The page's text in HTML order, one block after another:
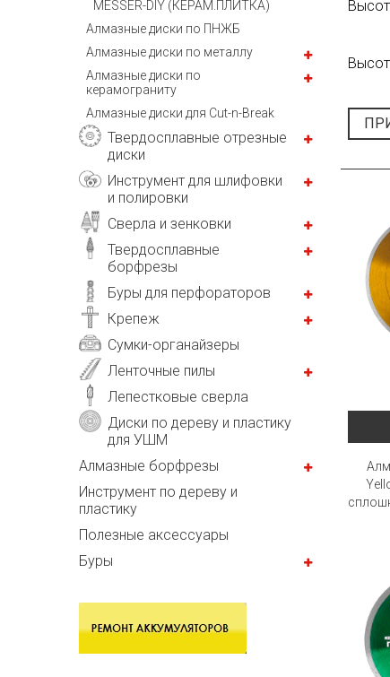
MESSER-DIY (КЕРАМ.ПЛИТКА)
Алмазные диски по ПНЖБ
Алмазные диски по металлу
Алмазные диски по
керамограниту
Алмазные диски для Cut-n-Break
Твердосплавные отрезные
диски
Инструмент для шлифовки
и полировки
Сверла и зенковки
Твердосплавные
борфрезы
Буры для перфораторов
Крепеж
Сумки-органайзеры
Ленточные пилы
Лепестковые сверла
Диски по дереву и пластику
для УШМ
Алмазные борфрезы
Инструмент по дереву и
пластику
Полезные аксессуары
Буры